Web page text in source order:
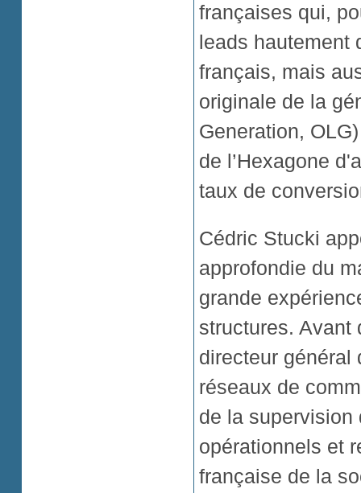
françaises qui,
leads hautement
français, mais
originale de la
Generation,
de l’Hexagone
taux de
Cédric Stucki
approfondie du
grande
structures. Avant
directeur général
réseaux de
de la supervision
opérationnels et
française de la